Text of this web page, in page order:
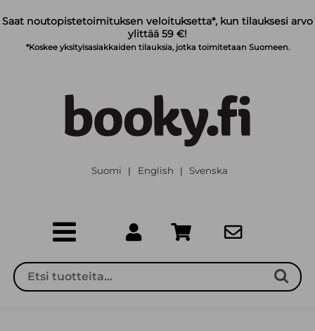
Saat noutopistetoimituksen veloituksetta*, kun tilauksesi arvo
ylittää 59 €!
*Koskee yksityisasiakkaiden tilauksia, jotka toimitetaan Suomeen.
Suomi | English | Svenska